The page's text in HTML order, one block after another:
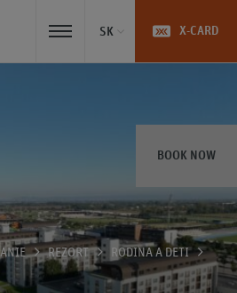
SK
BOOK NOW
X-CARD
REZORT
RODINA A DETI